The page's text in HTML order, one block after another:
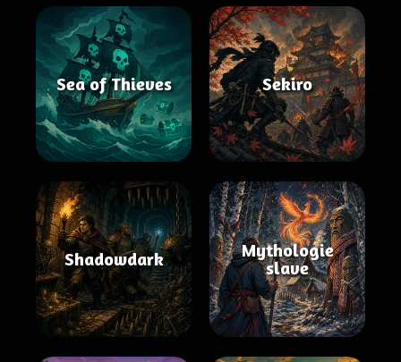
Sea of Thieves Sekiro
Shadowdark
Mythologie
slave